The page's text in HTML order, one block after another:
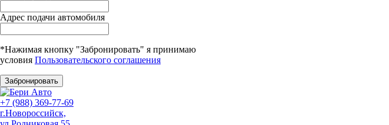
Адрес подачи автомобиля
*Нажимая кнопку "Забронировать" я принимаю
условия Пользовательского соглашения
Забронировать
+7 (988) 369-77-69
г.Новороссийск,